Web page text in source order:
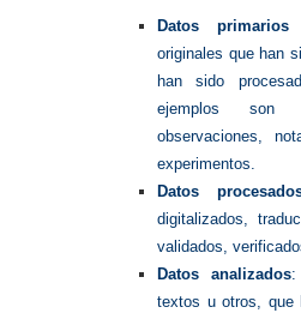
Datos
originales que han
han sido
ejemplos son
observaciones,
experimentos.
Datos
digitalizados,
validados,
Datos analizados:
textos u otros, que